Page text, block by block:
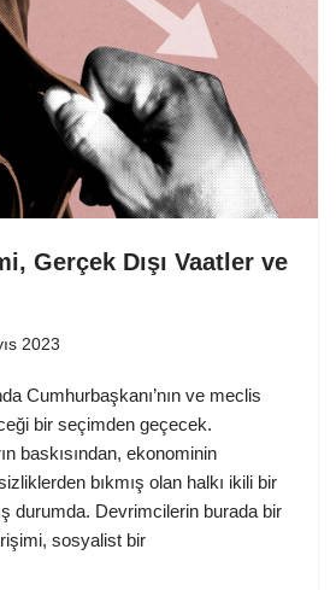
Gerçek Dışı Vaatler ve
2023
Cumhurbaşkanı’nın ve meclis
bir seçimden geçecek.
baskısından, ekonominin
bıkmış olan halkı ikili bir
durumda. Devrimcilerin burada bir
sosyalist bir